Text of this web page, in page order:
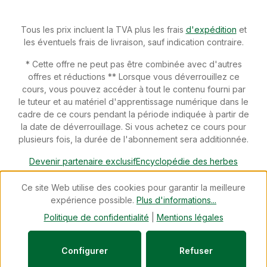
magnésium 1,25%, potassium 0,65%, phosphore 0,25%,
sodium 0,65%, cendres insolubles dans HCI
6,0%Recommandation d‘alimentation: Ajouter
quotidiennement au fourrage. Chiens: 3 g/10 kg de poids
corporel. Chats: 2 g/5 kg de poids corporel. 1 demi CàC
correspond à env. 2,1 g.
Tous les prix incluent la TVA plus les frais d'expédition et
les éventuels frais de livraison, sauf indication contraire.
* Cette offre ne peut pas être combinée avec d'autres
offres et réductions ** Lorsque vous déverrouillez ce
cours, vous pouvez accéder à tout le contenu fourni par
le tuteur et au matériel d'apprentissage numérique dans le
cadre de ce cours pendant la période indiquée à partir de
la date de déverrouillage. Si vous achetez ce cours pour
plusieurs fois, la durée de l'abonnement sera additionnée.
© 2026 cdVet Naturprodukte - with byZenit Design
Devenir partenaire exclusifEncyclopédie des herbes
TéléchargementsDevenir conseiller spécialiséNewsletter
Blog
Révoquer un contrat
Ce site Web utilise des cookies pour garantir la meilleure
expérience possible. Plus d'informations...
Politique de confidentialité
Mentions légales
Refuser
Configurer